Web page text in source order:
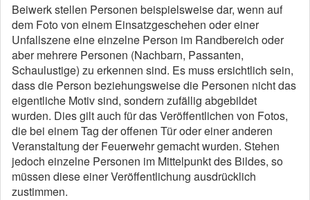
Beiwerk stellen Personen beispielsweise dar, wenn auf
dem Foto von einem Einsatzgeschehen oder einer
Unfallszene eine einzelne Person im Randbereich oder
aber mehrere Personen (Nachbarn, Passanten,
Schaulustige) zu erkennen sind. Es muss ersichtlich sein,
dass die Person beziehungsweise die Personen nicht das
eigentliche Motiv sind, sondern zufällig abgebildet
wurden. Dies gilt auch für das Veröffentlichen von Fotos,
die bei einem Tag der offenen Tür oder einer anderen
Veranstaltung der Feuerwehr gemacht wurden. Stehen
jedoch einzelne Personen im Mittelpunkt des Bildes, so
müssen diese einer Veröffentlichung ausdrücklich
zustimmen.